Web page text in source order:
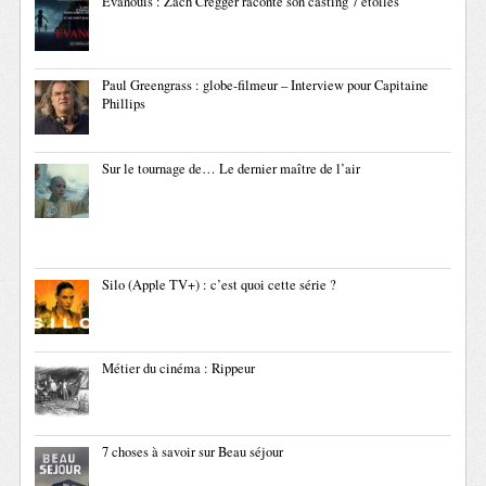
Paul Greengrass : globe-filmeur – Interview pour Capitaine
Phillips
Sur le tournage de… Le dernier maître de l’air
Silo (Apple TV+) : c’est quoi cette série ?
Métier du cinéma : Rippeur
7 choses à savoir sur Beau séjour